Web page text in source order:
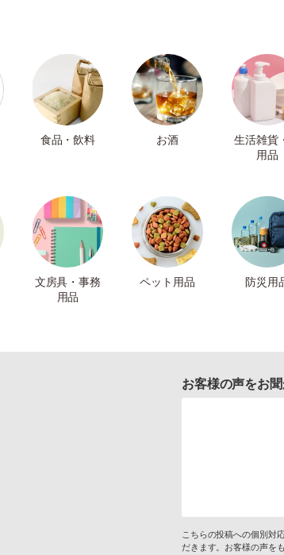
食品・飲料 お酒
生活雑貨
用品
文房具・事務
用品
ペット用品 防災用
お客様の声をお
こちらの投稿への個別対
だきます。お客様の声を